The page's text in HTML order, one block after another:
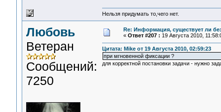
Нельзя придумать то,чего нет.
Любовь
Ветеран
Сообщений:
7250
Re: Информация, существует ли
« Ответ #207 : 19 Августа 2010,
Цитата: Mike от 19 Августа 2010, 02:59:23
при мгновенной фиксации ?
для корректной постановки задачи - нужно